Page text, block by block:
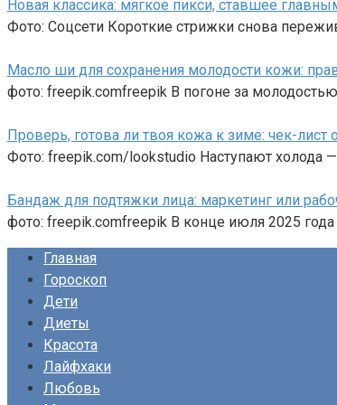
Новая классика: мягкое пикси, ставшее
Фото: Соцсети Короткие стрижки снова
Масло ши для сохранения молодости кожи:
фото: freepik.comfreepik В погоне за
Проверь, готова ли твоя кожа к зиме: чек-лист
Фото: freepik.com/lookstudio Наступают холода
Бандаж для подтяжки лица: маркетинг или
фото: freepik.comfreepik В конце июля 2025
Главная
Гороскоп
Дети
Диеты
Красота
Лайфхаки
Любовь